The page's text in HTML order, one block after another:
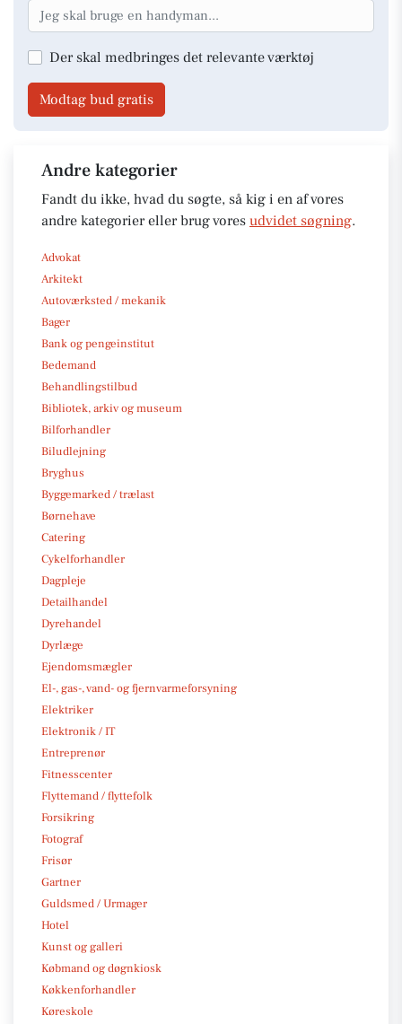
Der skal medbringes det relevante værktøj
Modtag bud gratis
Andre kategorier
Fandt du ikke, hvad du søgte, så kig i en af vores
andre kategorier eller brug vores udvidet søgning.
Advokat
Arkitekt
Autoværksted / mekanik
Bager
Bank og pengeinstitut
Bedemand
Behandlingstilbud
Bibliotek, arkiv og museum
Bilforhandler
Biludlejning
Bryghus
Byggemarked / trælast
Børnehave
Catering
Cykelforhandler
Dagpleje
Detailhandel
Dyrehandel
Dyrlæge
Ejendomsmægler
El-, gas-, vand- og fjernvarmeforsyning
Elektriker
Elektronik / IT
Entreprenør
Fitnesscenter
Flyttemand / flyttefolk
Forsikring
Fotograf
Frisør
Gartner
Guldsmed / Urmager
Hotel
Kunst og galleri
Købmand og døgnkiosk
Køkkenforhandler
Køreskole